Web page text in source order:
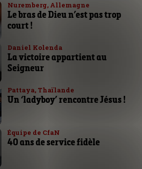
Nuremberg, Allemagne
Le bras de Dieu n’est pas trop
court !
Daniel Kolenda
La victoire appartient au
Seigneur
Pattaya, Thaïlande
Un ‘ladyboy’ rencontre Jésus !
Équipe de CfaN
40 ans de service fidèle